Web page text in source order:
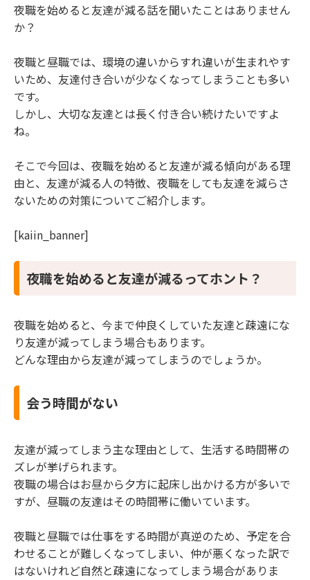
1.1 会う時間がない
2 あなたは当てはまってない？夜職をはじめたこと
を理由に友達が減る人の特徴
2.2 夜職に対する愚痴や不満が多い
2.5 ドタキャンが多い
3 夜職で友達を減らさないために今からできる対策
3.1 友達と会うときの服装やメイクに気を付ける
3.3 昼職に転職をすることも一つの方法
夜職を始めると友達が減る話を聞いたことはありません
か？
夜職と昼職では、環境の違いからすれ違いが生まれやす
いため、友達付き合いが少なくなってしまうことも多い
です。
しかし、大切な友達とは長く付き合い続けたいですよ
ね。
そこで今回は、夜職を始めると友達が減る傾向がある理
由と、友達が減る人の特徴、夜職をしても友達を減らさ
ないための対策についてご紹介します。
[kaiin_banner]
夜職を始めると友達が減るってホント？
夜職を始めると、今まで仲良くしていた友達と疎遠にな
り友達が減ってしまう場合もあります。
どんな理由から友達が減ってしまうのでしょうか。
会う時間がない
友達が減ってしまう主な理由として、生活する時間帯の
ズレが挙げられます。
夜職の場合はお昼から夕方に起床し出かける方が多いで
すが、昼職の友達はその時間帯に働いています。
夜職と昼職では仕事をする時間が真逆のため、予定を合
わせることが難しくなってしまい、仲が悪くなった訳で
はないけれど自然と疎遠になってしまう場合がありま